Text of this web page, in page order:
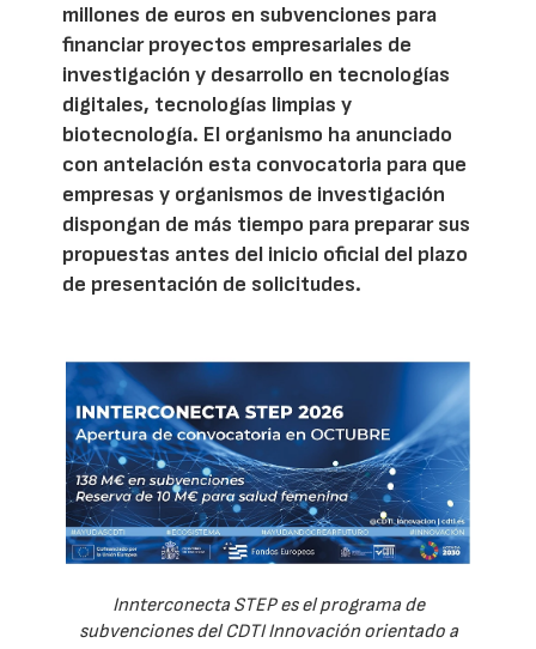
millones de euros en subvenciones para
financiar proyectos empresariales de
investigación y desarrollo en tecnologías
digitales, tecnologías limpias y
biotecnología. El organismo ha anunciado
con antelación esta convocatoria para que
empresas y organismos de investigación
dispongan de más tiempo para preparar sus
propuestas antes del inicio oficial del plazo
de presentación de solicitudes.
Innterconecta STEP es el programa de
subvenciones del CDTI Innovación orientado a